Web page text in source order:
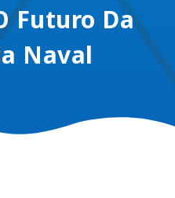
Futuro Da
Naval